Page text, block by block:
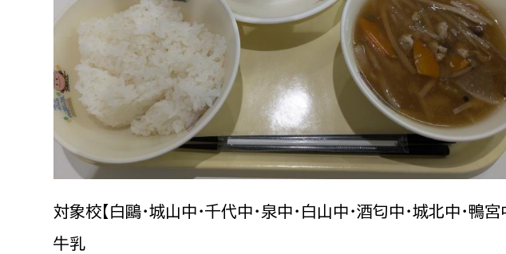
建築課
上下水道局
経営総務課
給排水業務課
水道整備課
下水道整備課
教育部
教育総務課
保健給食課
教育指導課
対象校【白鷗・城山中・千代中・泉中・白山中・酒匂中・城北中・鴨宮
牛乳